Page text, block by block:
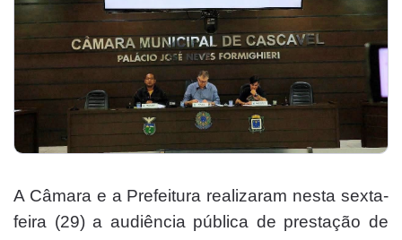
A Câmara e a Prefeitura realizaram nesta sexta-
feira (29) a audiência pública de prestação de